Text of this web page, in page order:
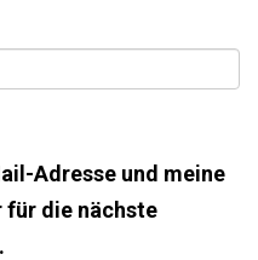
Adresse und meine
für die nächste